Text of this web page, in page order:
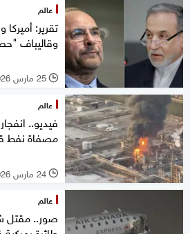
عالم
تقرير:
وقاليباف
l 25 مارس 2026
عالم
فيديو..
مصفاة نفط
l 24 مارس 2026
عالم
صور.. مقتل